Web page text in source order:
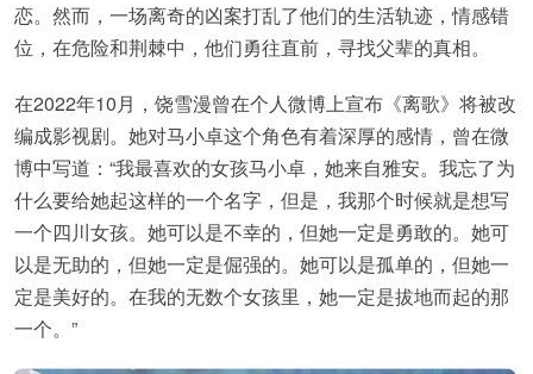
恋。然而，一场离奇的凶案打乱了他们的生活轨迹，情感错
位，在危险和荆棘中，他们勇往直前，寻找父辈的真相。
在2022年10月，饶雪漫曾在个人微博上宣布《离歌》将被改
编成影视剧。她对马小卓这个角色有着深厚的感情，曾在微
博中写道：“我最喜欢的女孩马小卓，她来自雅安。我忘了为
什么要给她起这样的一个名字，但是，我那个时候就是想写
一个四川女孩。她可以是不幸的，但她一定是勇敢的。她可
以是无助的，但她一定是倔强的。她可以是孤单的，但她一
定是美好的。在我的无数个女孩里，她一定是拔地而起的那
一个。”